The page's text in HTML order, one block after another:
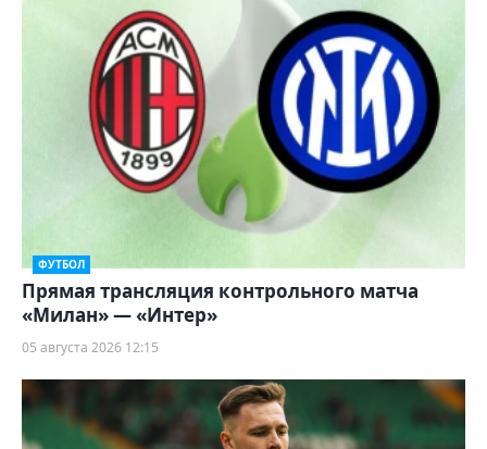
ФУТБОЛ
Прямая трансляция контрольного матча
«Милан» — «Интер»
05 августа 2026 12:15